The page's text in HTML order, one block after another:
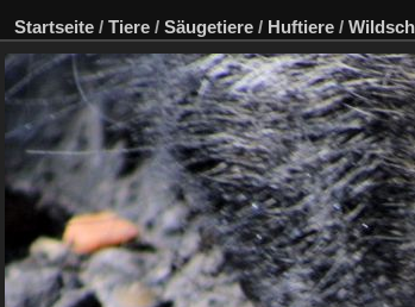
Startseite / Tiere / Säugetiere / Huftiere /